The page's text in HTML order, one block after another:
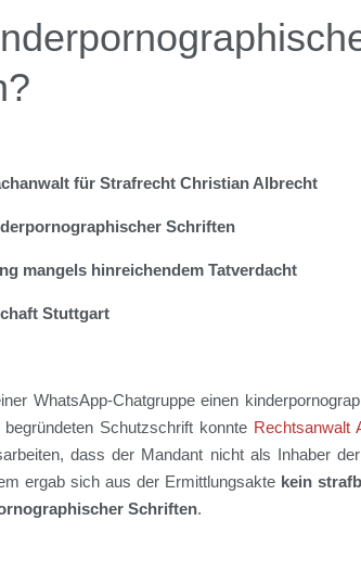
für Strafrecht Christian Albrecht
Schriften
mangels hinreichendem Tatverdacht
Stuttgart
WhatsApp-Chatgruppe einen
Schutzschrift konnte Rechtsanwalt
dass der Mandant nicht als Inhaber
ergab sich aus der Ermittlungsakte kein
Schriften.